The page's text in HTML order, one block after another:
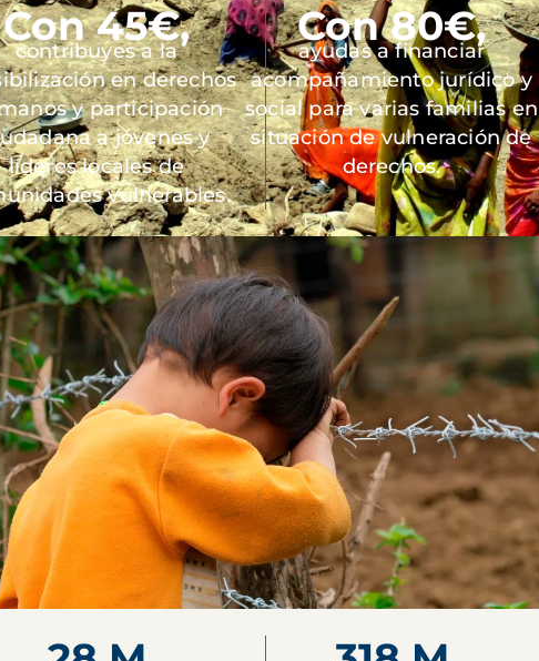
Con 45€,
contribuyes a la
en derechos
y participación
a jóvenes y
líderes locales de
vulnerables.
Con 80€,
ayudas a financiar
acompañamiento jurídico y
social para varias familias en
situación de vulneración de
derechos.